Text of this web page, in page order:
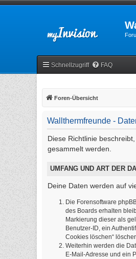
Schnellzugriff FAQ
Foren-Übersicht
Wallthermfreunde -
Diese Richtlinie
gesammelt werden.
UMFANG UND ART DER
Deine Daten werden auf
Die Forensoftware
des Boards erhalten
Markierung dieser als
Benutzer-ID, ein
Cookies löschen“
Weiterhin werden die
E-Mail-Adresse und ein